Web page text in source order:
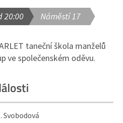
20:00 Náměstí 17
taneční škola manželů
ve společenském oděvu.
Svobodová